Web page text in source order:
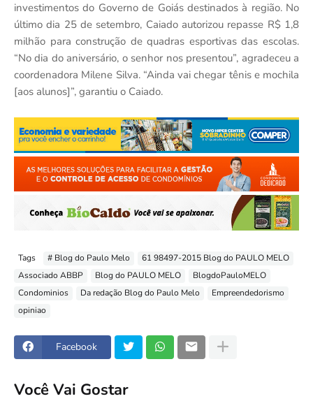
investimentos do Governo de Goiás destinados à região. No
último dia 25 de setembro, Caiado autorizou repasse R$ 1,8
milhão para construção de quadras esportivas das escolas.
“No dia do aniversário, o senhor nos presentou”, agradeceu a
coordenadora Milene Silva. “Ainda vai chegar tênis e mochila
[aos alunos]”, garantiu o Caiado.
Tags # Blog do Paulo Melo
61 98497-2015 Blog do PAULO MELO
Associado ABBP
Blog do PAULO MELO
BlogdoPauloMELO
Condominios
Da redação Blog do Paulo Melo
Empreendedorismo
opiniao
Facebook
Você Vai Gostar